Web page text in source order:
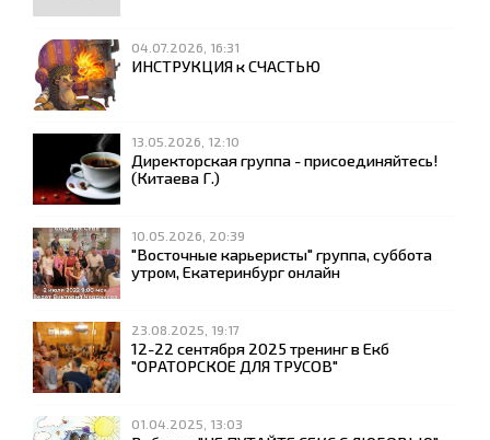
04.07.2026, 16:31
ИНСТРУКЦИЯ к СЧАСТЬЮ
13.05.2026, 12:10
Директорская группа - присоединяйтесь!
(Китаева Г.)
10.05.2026, 20:39
"Восточные карьеристы" группа, суббота
утром, Екатеринбург онлайн
23.08.2025, 19:17
12-22 сентября 2025 тренинг в Екб
"ОРАТОРСКОЕ ДЛЯ ТРУСОВ"
01.04.2025, 13:03